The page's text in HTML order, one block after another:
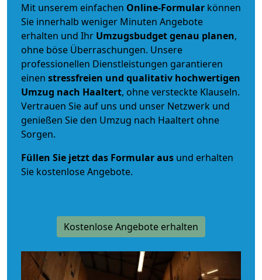
Mit unserem einfachen Online-Formular können
Sie innerhalb weniger Minuten Angebote
erhalten und Ihr Umzugsbudgetgenau planen,
ohne böse Überraschungen. Unsere
professionellen Dienstleistungen garantieren
einen stressfreien und qualitativ hochwertigen
Umzug nach Haaltert, ohne versteckte Klauseln.
Vertrauen Sie auf uns und unser Netzwerk und
genießen Sie den Umzug nach Haaltert ohne
Sorgen.
Füllen Sie jetzt das Formular aus und erhalten
Sie kostenlose Angebote.
Kostenlose Angebote erhalten